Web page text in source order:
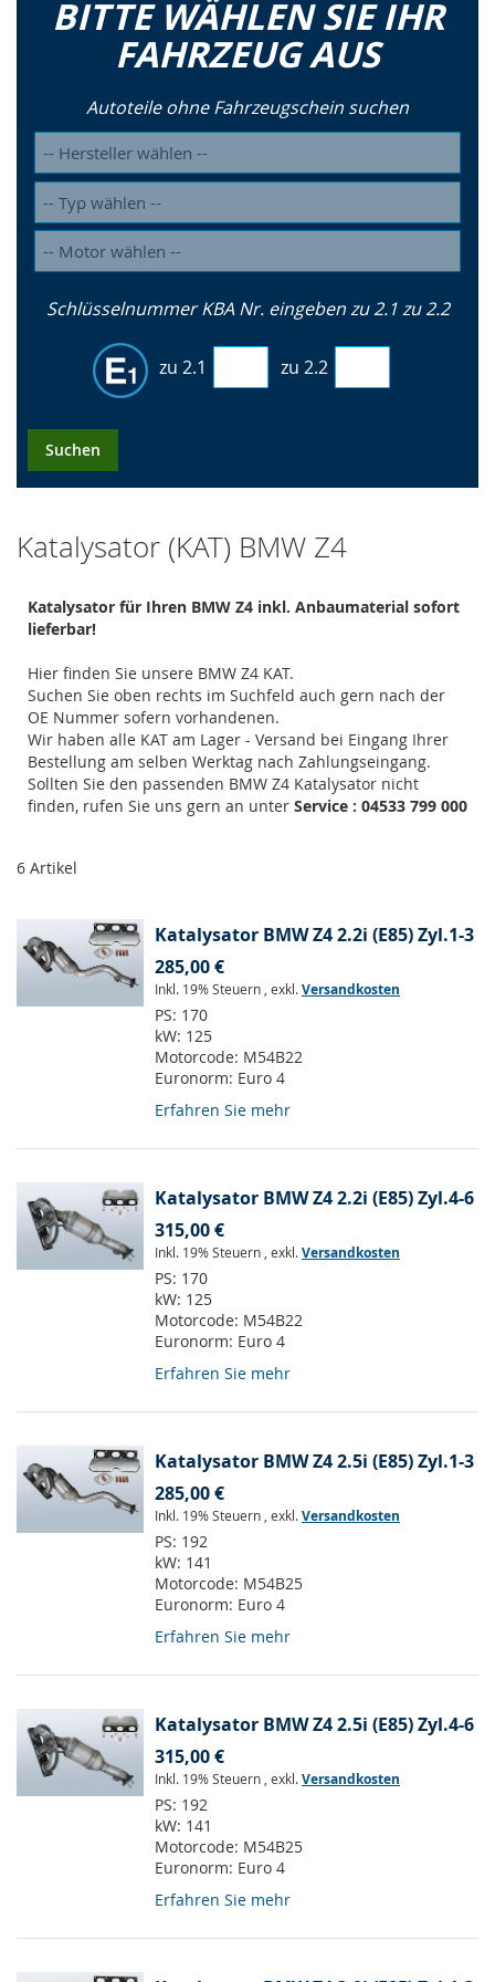
BITTE WÄHLEN SIE IHR
FAHRZEUG AUS
Autoteile ohne Fahrzeugschein suchen
Schlüsselnummer KBA Nr. eingeben zu 2.1 zu 2.2
zu 2.1 zu 2.2
Suchen
Katalysator (KAT) BMW Z4
Katalysator für Ihren BMW Z4 inkl. Anbaumaterial sofort
lieferbar!
Hier finden Sie unsere BMW Z4 KAT.
Suchen Sie oben rechts im Suchfeld auch gern nach der
OE Nummer sofern vorhandenen.
Wir haben alle KAT am Lager - Versand bei Eingang Ihrer
Bestellung am selben Werktag nach Zahlungseingang.
Sollten Sie den passenden BMW Z4 Katalysator nicht
finden, rufen Sie uns gern an unter Service : 04533 799 000
6 Artikel
Katalysator BMW Z4 2.2i (E85) Zyl.1-3
285,00 €
Inkl. 19% Steuern , exkl.Versandkosten
PS: 170
kW: 125
Motorcode: M54B22
Euronorm: Euro 4
Erfahren Sie mehr
Katalysator BMW Z4 2.2i (E85) Zyl.4-6
315,00 €
Inkl. 19% Steuern , exkl.Versandkosten
PS: 170
kW: 125
Motorcode: M54B22
Euronorm: Euro 4
Erfahren Sie mehr
Katalysator BMW Z4 2.5i (E85) Zyl.1-3
285,00 €
Inkl. 19% Steuern , exkl.Versandkosten
PS: 192
kW: 141
Motorcode: M54B25
Euronorm: Euro 4
Erfahren Sie mehr
Katalysator BMW Z4 2.5i (E85) Zyl.4-6
315,00 €
Inkl. 19% Steuern , exkl.Versandkosten
PS: 192
kW: 141
Motorcode: M54B25
Euronorm: Euro 4
Erfahren Sie mehr